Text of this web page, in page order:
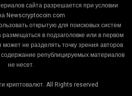
сайта разрешается при условии
Newscryptocoin.com
открытую для поисковых систем
в подзаголовке или в первом
не разделять точку зрения авторов
содержание републицируемых материалов
не несет.
криптовалют. All Rights reserved